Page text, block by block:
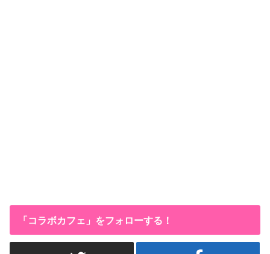
「コラボカフェ」をフォローする！